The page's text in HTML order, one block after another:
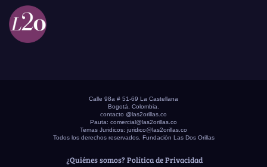
Calle 98a # 51-69 La Castellana
Bogotá, Colombia.
contacto @las2orillas.co
Pauta: comercial@las2orillas.co
Temas Juridicos: juridico@las2orillas.co
Todos los derechos reservados. Fundación Las Dos Orillas
¿Quiénes somos? Política de Privacidad